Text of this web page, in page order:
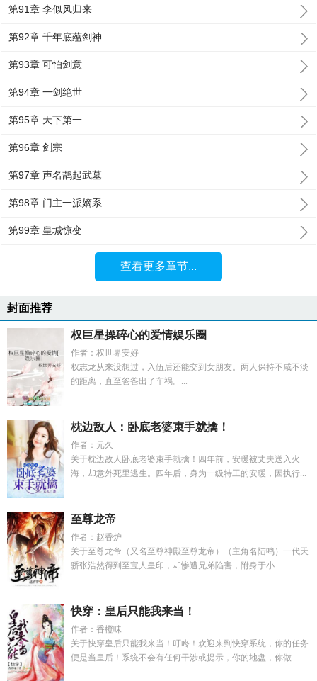
第91章 李似风归来
第92章 千年底蕴剑神
第93章 可怕剑意
第94章 一剑绝世
第95章 天下第一
第96章 剑宗
第97章 声名鹊起武墓
第98章 门主一派嫡系
第99章 皇城惊变
查看更多章节...
封面推荐
权巨星操碎心的爱情娱乐圈
作者：权世界安好
权志龙从来没想过，入伍后还能交到女朋友。两人保持不咸不淡
的距离，直至爸爸出了车祸。...
枕边敌人：卧底老婆束手就擒！
作者：元久
关于枕边敌人卧底老婆束手就擒！四年前，安暖被丈夫送入火
海，却意外死里逃生。四年后，身为一级特工的安暖，因执行...
至尊龙帝
作者：赵香炉
关于至尊龙帝（又名至尊神殿至尊龙帝）（主角名陆鸣）一代天
骄张浩然得到至宝人皇印，却惨遭兄弟陷害，附身于小...
快穿：皇后只能我来当！
作者：香橙味
关于快穿皇后只能我来当！叮咚！欢迎来到快穿系统，你的任务
便是当皇后！系统不会有任何干涉或提示，你的地盘，你做...